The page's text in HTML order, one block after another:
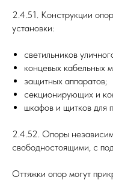
2.4.51. Конструкции
установки:
светильников
концевых кабельных
защитных аппаратов;
секционирующих и
шкафов и щитков для
2.4.52. Опоры
свободностоящими, с
Оттяжки опор могут